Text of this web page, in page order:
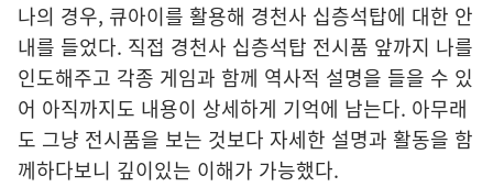
나의 경우, 큐아이를 활용해 경천사 십층석탑에 대한 안
내를 들었다. 직접 경천사 십층석탑 전시품 앞까지 나를
인도해주고 각종 게임과 함께 역사적 설명을 들을 수 있
어 아직까지도 내용이 상세하게 기억에 남는다. 아무래
도 그냥 전시품을 보는 것보다 자세한 설명과 활동을 함
께하다보니 깊이있는 이해가 가능했다.